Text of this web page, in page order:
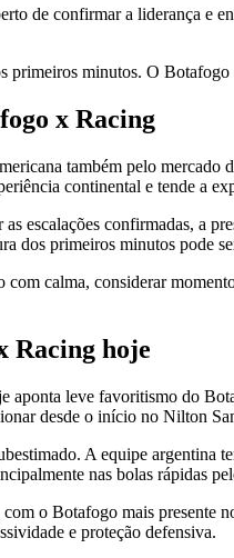
de confirmar a liderança e
primeiros minutos. O
x Racing
também pelo
continental e tende a
as escalações confirmadas, a
dos primeiros minutos pode
calma, considerar
Racing hoje
aponta leve favoritismo do
desde o início no Nilton
A equipe argentina
nas bolas rápidas
o Botafogo mais presente
e proteção defensiva.